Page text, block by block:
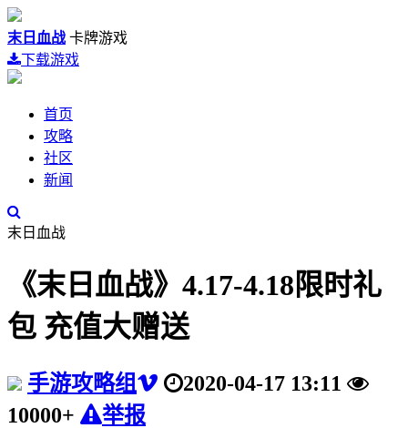
末日血战 卡牌游戏
下载游戏
首页
攻略
社区
新闻
末日血战
《末日血战》4.17-4.18限时礼
包 充值大赠送
手游攻略组
2020-04-17 13:11
10000+
举报